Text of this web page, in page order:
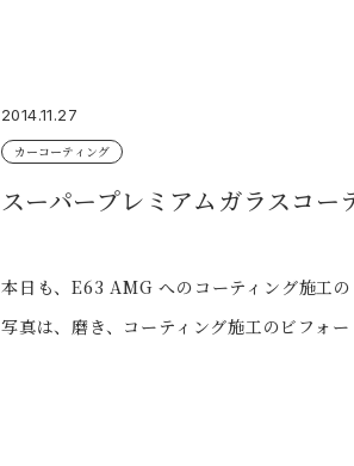
2014.11.27
カーコーティング
スーパープレミアムガラスコ
本日も、E63 AMG へのコーティング施工
写真は、磨き、コーティング施工のビフォ